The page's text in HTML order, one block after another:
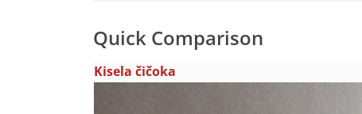
Quick Comparison
Kisela čičoka